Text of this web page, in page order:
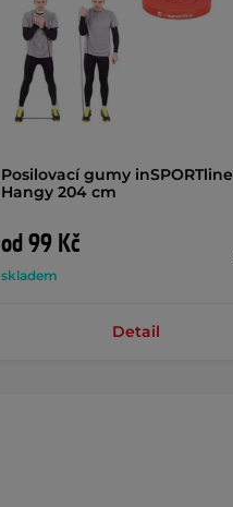
Posilovací gumy inSPORTline
Hangy 204 cm
od 99 Kč
skladem
Detail